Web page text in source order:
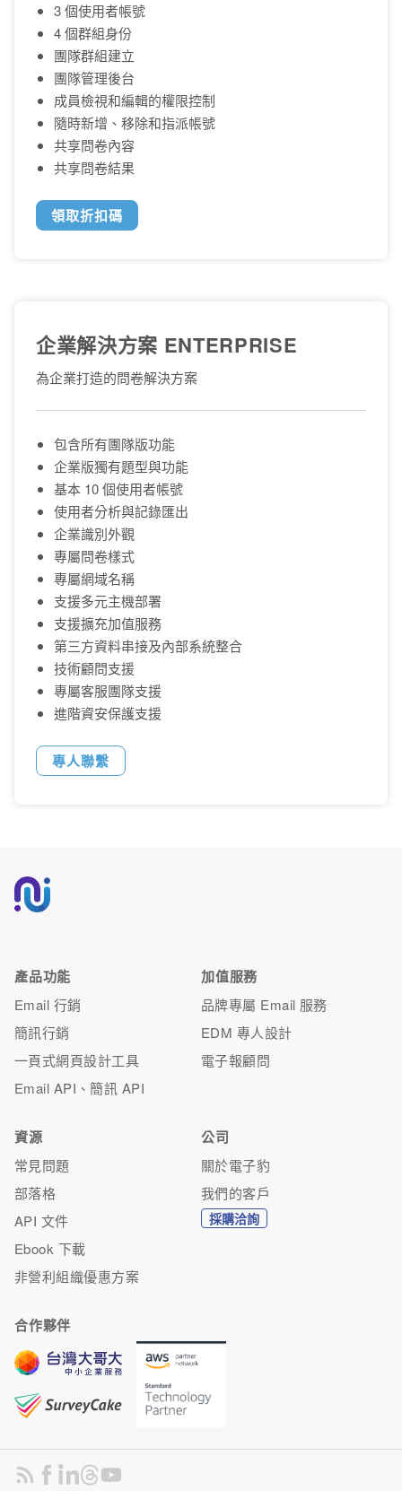
3 個使用者帳號
4 個群組身份
團隊群組建立
團隊管理後台
成員檢視和編輯的權限控制
隨時新增、移除和指派帳號
共享問卷內容
共享問卷結果
領取折扣碼
企業解決方案 ENTERPRISE
為企業打造的問卷解決方案
包含所有團隊版功能
企業版獨有題型與功能
基本 10 個使用者帳號
使用者分析與記錄匯出
企業識別外觀
專屬問卷樣式
專屬網域名稱
支援多元主機部署
支援擴充加值服務
第三方資料串接及內部系統整合
技術顧問支援
專屬客服團隊支援
進階資安保護支援
專人聯繫
產品功能
Email 行銷
簡訊行銷
一頁式網頁設計工具
Email API、簡訊 API
加值服務
品牌專屬 Email 服務
EDM 專人設計
電子報顧問
資源
常見問題
部落格
API 文件
Ebook 下載
非營利組織優惠方案
公司
關於電子豹
我們的客戶
採購洽詢
合作夥伴